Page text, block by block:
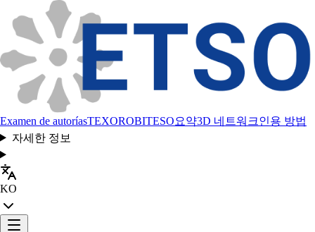
Examen de autoríasTEXOROBITESO요약3D 네트워크인용 방법
자세한 정보
KO